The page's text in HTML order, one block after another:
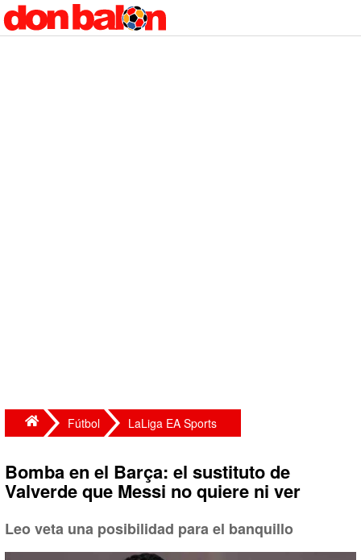
Fútbol LaLiga EA Sports
Bomba en el Barça: el sustituto de
Valverde que Messi no quiere ni ver
Leo veta una posibilidad para el banquillo